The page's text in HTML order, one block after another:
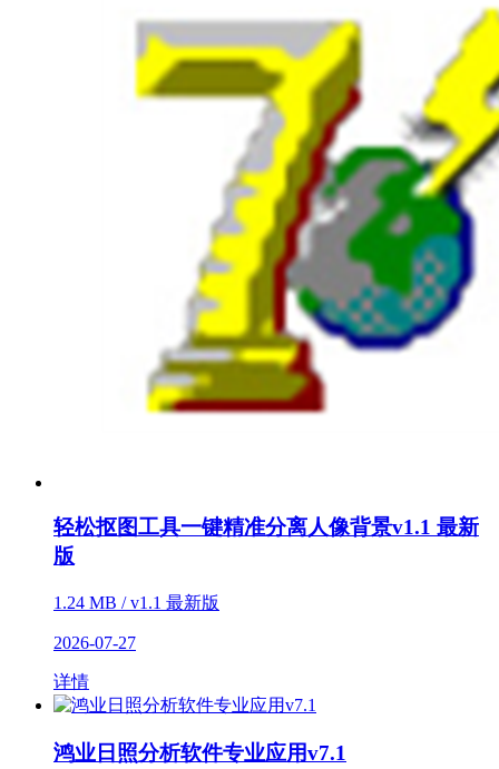
轻松抠图工具一键精准分离人像背景v1.1 最新
版
1.24 MB / v1.1 最新版
2026-07-27
详情
鸿业日照分析软件专业应用v7.1